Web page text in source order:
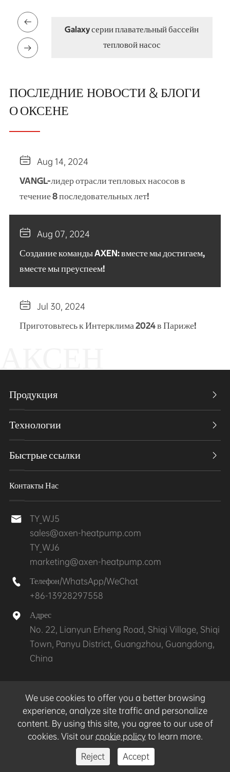
плавательный бассейн
насос
Тепловой насос ГВС серии


ПОСЛЕДНИЕ НОВОСТИ & БЛОГИ
О ОКСЕНЕ
 Aug 14, 2024
VANGL-лидер отрасли тепловых насосов в
течение 8 последовательных лет!
 Aug 07, 2024
Создание команды AXEN: вместе мы достигаем,
вместе мы преуспеем!
 Jul 30, 2024
Приготовьтесь к Интерклима 2024 в Париже!
Продукция 
Технологии 
Быстрые ссылки 
Контакты Нас

TY_WJ5
sales@axen-heatpump.com
TY_WJ6
marketing@axen-heatpump.com

Телефон/WhatsApp/WeChat
+86-13928297558

Адрес
No. 22, Lianyun Erheng Road, Shiqi Village, Shiqi
Town, Panyu District, Guangzhou, Guangdong,
China
Авторские права©GZ AXEN Heat Pump Technology
Все права защищены.
Карта сайта
| Политика конфиденциальности
We use cookies to offer you a better browsing
experience, analyze site traffic and personalize
content. By using this site, you agree to our use of
cookies. Visit ourcookie policyto learn more.
Reject
Accept